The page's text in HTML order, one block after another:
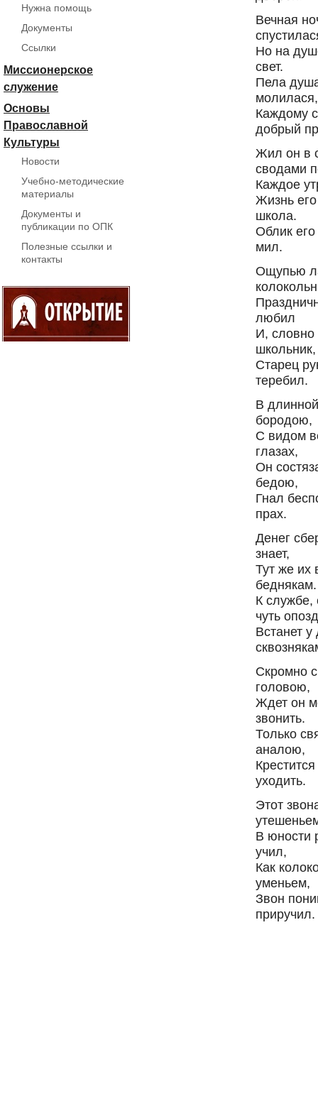
Нужна помощь
Документы
Ссылки
Миссионерское
служение
Основы
Православной
Культуры
Новости
Учебно-методические
материалы
Документы и
публикации по ОПК
Полезные ссылки и
контакты
Вечная
Но на
свет.
Пела
молилася,
Каждому
добрый
Жил он в
Каждое
Жизнь
школа.
Облик
мил.
Ощупью
любил
И,
школьник,
Старец
теребил.
В
бородою,
С видом
глазах,
Он
бедою,
Гнал
прах.
Денег
знает,
Тут же их
беднякам.
К службе,
чуть
Встанет у
Скромно
головою,
Ждет он
звонить.
Только
аналою,
уходить.
Этот
В юности
учил,
Как
уменьем,
Звон